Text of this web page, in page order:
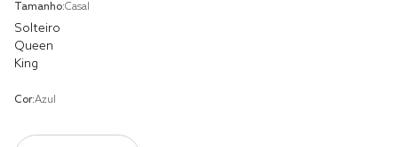
Tamanho:Casal
Solteiro
Queen
King
Cor:Azul